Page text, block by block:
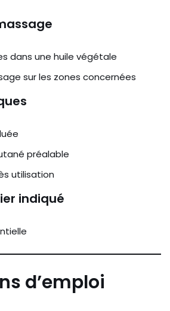
dans une huile végétale
sur les zones concernées
préalable
utilisation
indiqué
d’emploi